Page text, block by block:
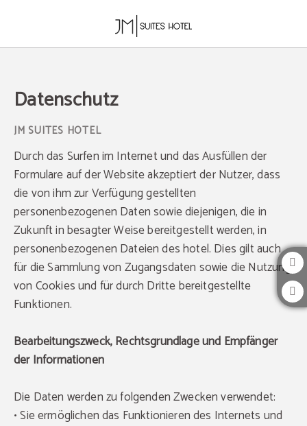
Datenschutz
Durch das Surfen im Internet und das Ausfüllen der
Formulare auf der Website akzeptiert der Nutzer, dass
die von ihm zur Verfügung gestellten
personenbezogenen Daten sowie diejenigen, die in
Zukunft in besagter Weise bereitgestellt werden, in
personenbezogenen Dateien des hotel. Dies gilt auch
für die Sammlung von Zugangsdaten sowie die Nutzung
von Cookies und für durch Dritte bereitgestellte
Funktionen.
Bearbeitungszweck, Rechtsgrundlage und Empfänger
der Informationen
Die Daten werden zu folgenden Zwecken verwendet:
• Sie ermöglichen das Funktionieren des Internets und